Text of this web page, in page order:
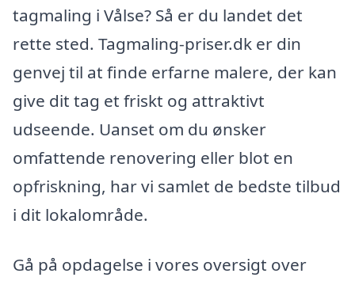
tagmaling i Vålse? Så er du landet det
rette sted. Tagmaling-priser.dk er din
genvej til at finde erfarne malere, der kan
give dit tag et friskt og attraktivt
udseende. Uanset om du ønsker
omfattende renovering eller blot en
opfriskning, har vi samlet de bedste tilbud
i dit lokalområde.
Gå på opdagelse i vores oversigt over